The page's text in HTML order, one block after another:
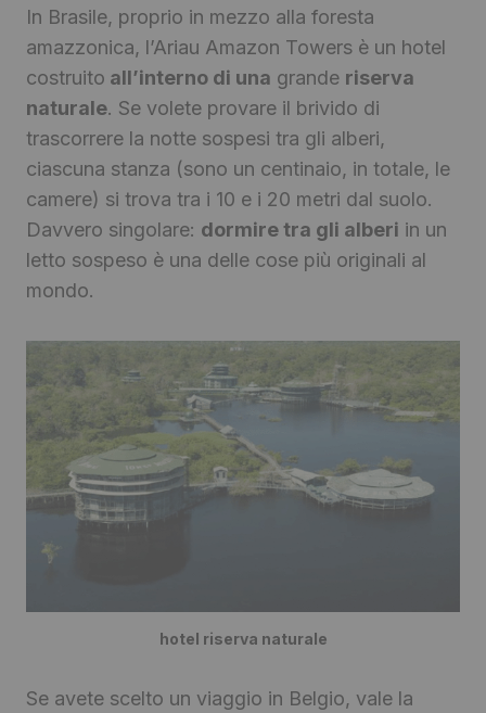
In Brasile, proprio in mezzo alla foresta
amazzonica, l’Ariau Amazon Towers è un hotel
costruito all’interno di una grande riserva
naturale. Se volete provare il brivido di
trascorrere la notte sospesi tra gli alberi,
ciascuna stanza (sono un centinaio, in totale, le
camere) si trova tra i 10 e i 20 metri dal suolo.
Davvero singolare: dormire tra gli alberi in un
letto sospeso è una delle cose più originali al
mondo.
hotel riserva naturale
Se avete scelto un viaggio in Belgio, vale la